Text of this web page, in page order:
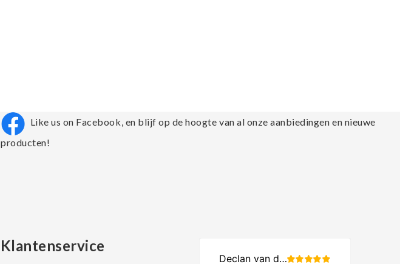
Like us on Facebook, en blijf op de hoogte van al onze aanbiedingen en nieuwe
producten!
Klantenservice